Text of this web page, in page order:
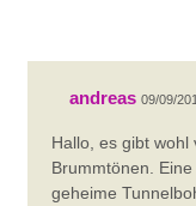
andreas 09/09/
Hallo, es gibt wohl
Brummtönen.
geheime